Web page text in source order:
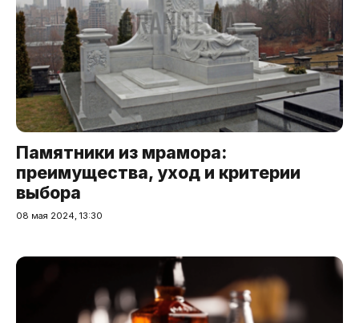
Памятники из мрамора:
преимущества, уход и критерии
выбора
08 мая 2024, 13:30